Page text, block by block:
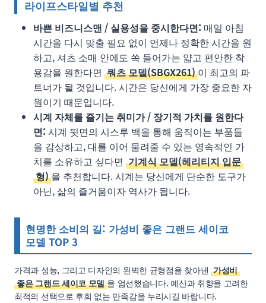
라이프스타일별 추천
바쁜 비즈니스맨 / 실용성을 중시한다면: 매일 아침
시간을 다시 맞출 필요 없이 언제나 정확한 시간을 원
하고, 셔츠 소매 안에도 쏙 들어가는 얇고 편안한 착
용감을 원한다면 쿼츠 모델(SBGX261) 이 최고의 파
트너가 될 것입니다. 시간은 당신에게 가장 중요한 자
원이기 때문입니다.
시계 자체를 즐기는 취미가 / 장기적 가치를 원한다
면: 시계 뒷면의 시스루 백을 통해 움직이는 부품들
을 감상하고, 대를 이어 물려줄 수 있는 영속적인 가
치를 소유하고 싶다면 기계식 모델(헤리티지 입문
형) 을 추천합니다. 시계는 당신에게 단순한 도구가
아닌, 삶의 즐거움이자 역사가 됩니다.
현명한 소비의 길: 가성비 좋은 그랜드 세이코
모델 TOP 3
가격과 성능, 그리고 디자인의 완벽한 균형점을 찾아낸 가성비
좋은 그랜드 세이코 모델 을 엄선했습니다. 예산과 취향을 고려한
최적의 선택으로 후회 없는 만족감을 누리시길 바랍니다.